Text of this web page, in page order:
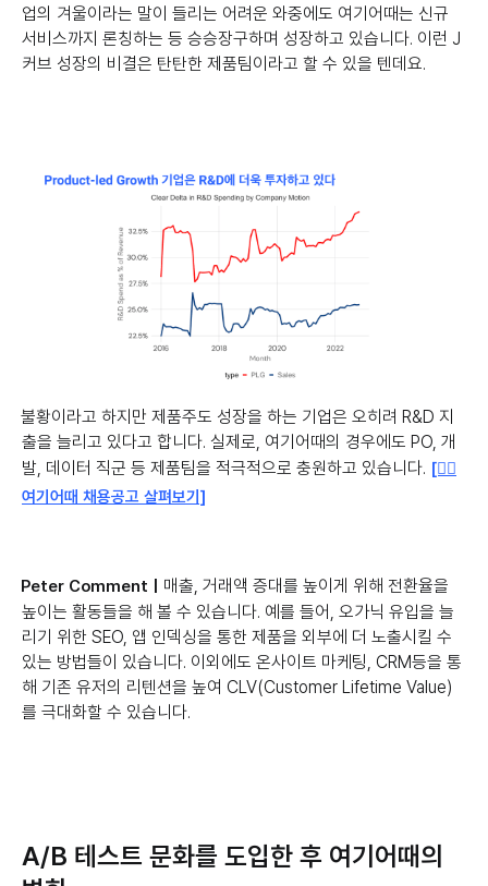
업의 겨울이라는 말이 들리는 어려운 와중에도 여기어때는 신규
서비스까지 론칭하는 등 승승장구하며 성장하고 있습니다. 이런 J
커브 성장의 비결은 탄탄한 제품팀이라고 할 수 있을 텐데요.
불황이라고 하지만 제품주도 성장을 하는 기업은 오히려 R&D 지
출을 늘리고 있다고 합니다. 실제로, 여기어때의 경우에도 PO, 개
발, 데이터 직군 등 제품팀을 적극적으로 충원하고 있습니다. [👉🏻
여기어때 채용공고 살펴보기]
Peter Comment |
매출, 거래액 증대를 높이게 위해 전환율을
높이는 활동들을 해 볼 수 있습니다. 예를 들어, 오가닉 유입을 늘
리기 위한 SEO, 앱 인덱싱을 통한 제품을 외부에 더 노출시킬 수
있는 방법들이 있습니다. 이외에도 온사이트 마케팅, CRM등을 통
해 기존 유저의 리텐션을 높여 CLV(Customer Lifetime Value)
를 극대화할 수 있습니다.
A/B 테스트 문화를 도입한 후 여기어때의